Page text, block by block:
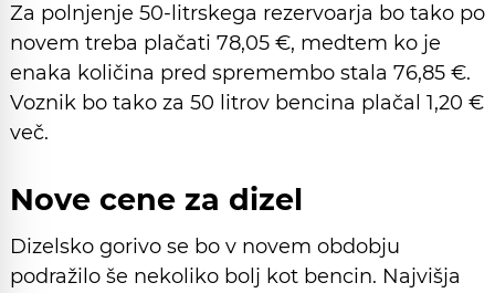
Za polnjenje 50-litrskega rezervoarja bo tako po
novem treba plačati 78,05 €, medtem ko je
enaka količina pred spremembo stala 76,85 €.
Voznik bo tako za 50 litrov bencina plačal 1,20 €
več.
Nove cene za dizel
Dizelsko gorivo se bo v novem obdobju
podražilo še nekoliko bolj kot bencin. Najvišja